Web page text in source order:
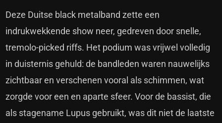
Deze Duitse black metalband zette een
indrukwekkende show neer, gedreven door snelle,
tremolo-picked riffs. Het podium was vrijwel volledig
in duisternis gehuld: de bandleden waren nauwelijks
zichtbaar en verschenen vooral als schimmen, wat
zorgde voor een en aparte sfeer. Voor de bassist, die
als stagename Lupus gebruikt, was dit niet de laatste